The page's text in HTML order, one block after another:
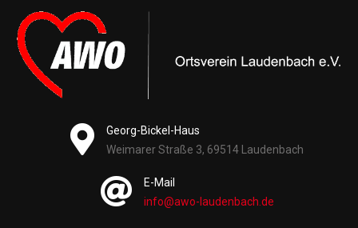
Georg-Bickel-Haus
Weimarer Straße 3, 69514 Laudenbach
E-Mail
info@awo-laudenbach.de